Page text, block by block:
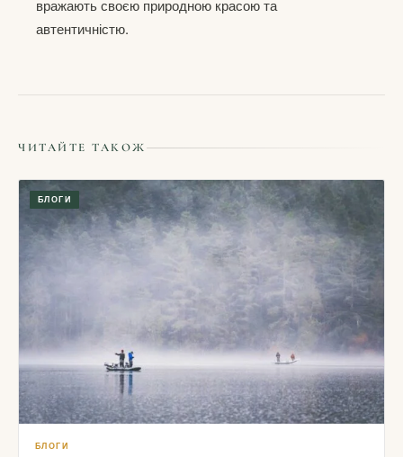
вражають своєю природною красою та
автентичністю.
ЧИТАЙТЕ ТАКОЖ
БЛОГИ
БЛОГИ